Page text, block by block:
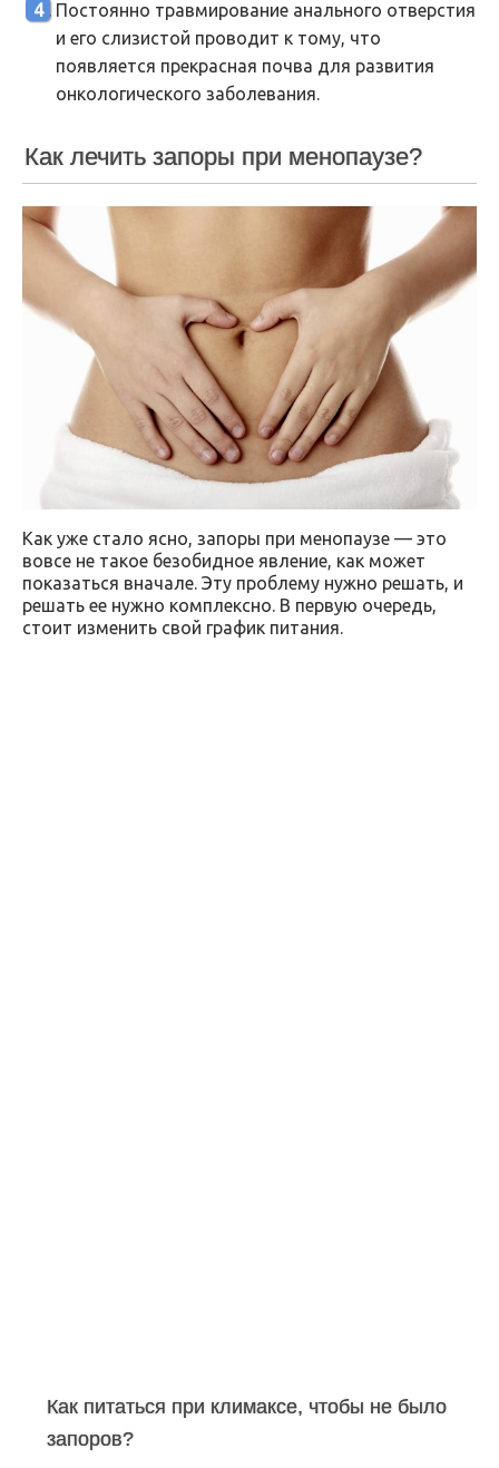
Постоянно травмирование анального отверстия
и его слизистой проводит к тому, что
появляется прекрасная почва для развития
онкологического заболевания.
Как лечить запоры при менопаузе?
Как уже стало ясно, запоры при менопаузе — это
вовсе не такое безобидное явление, как может
показаться вначале. Эту проблему нужно решать, и
решать ее нужно комплексно. В первую очередь,
стоит изменить свой график питания.
Как питаться при климаксе, чтобы не было
запоров?